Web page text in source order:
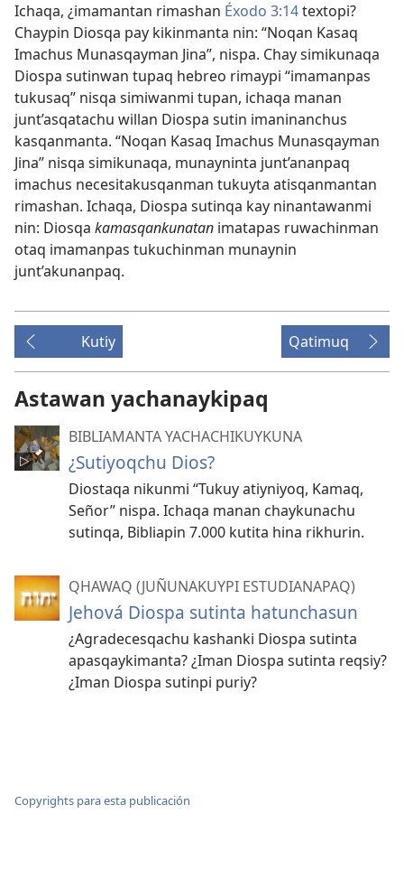
Ichaqa, ¿imamantan rimashan Éxodo 3:14textopi?
Chaypin Diosqa pay kikinmanta nin: “Noqan Kasaq
Imachus Munasqayman Jina”, nispa. Chay simikunaqa
Diospa sutinwan tupaq hebreo rimaypi “imamanpas
tukusaq” nisqa simiwanmi tupan, ichaqa manan
junt’asqatachu willan Diospa sutin imaninanchus
kasqanmanta. “Noqan Kasaq Imachus Munasqayman
Jina” nisqa simikunaqa, munayninta junt’ananpaq
imachus necesitakusqanman tukuyta atisqanmantan
rimashan. Ichaqa, Diospa sutinqa kay ninantawanmi
nin: Diosqa kamasqankunatan imatapas ruwachinman
otaq imamanpas tukuchinman munaynin
junt’akunanpaq.
Kutiy Qatimuq
Astawan yachanaykipaq
BIBLIAMANTA YACHACHIKUYKUNA
¿Sutiyoqchu Dios?
Diostaqa nikunmi “Tukuy atiyniyoq, Kamaq,
Señor” nispa. Ichaqa manan chaykunachu
sutinqa, Bibliapin 7.000 kutita hina rikhurin.
QHAWAQ (JUÑUNAKUYPI ESTUDIANAPAQ)
Jehová Diospa sutinta hatunchasun
¿Agradecesqachu kashanki Diospa sutinta
apasqaykimanta? ¿Iman Diospa sutinta reqsiy?
¿Iman Diospa sutinpi puriy?
Copyrights para esta publicación